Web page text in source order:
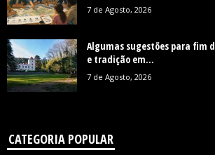
7 de Agosto, 2026
Algumas sugestões para fim
e tradição em...
7 de Agosto, 2026
CATEGORIA POPULAR